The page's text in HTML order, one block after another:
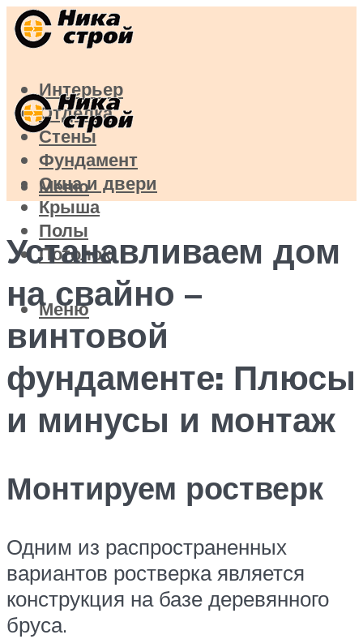
Интерьер
Отделка
Стены
Фундамент
Окна и двери
Крыша
Полы
Потолок
Меню
Меню
Устанавливаем дом
на свайно –
винтовой
фундаменте: Плюсы
и минусы и монтаж
Монтируем ростверк
Одним из распространенных
вариантов ростверка является
конструкция на базе деревянного
бруса.